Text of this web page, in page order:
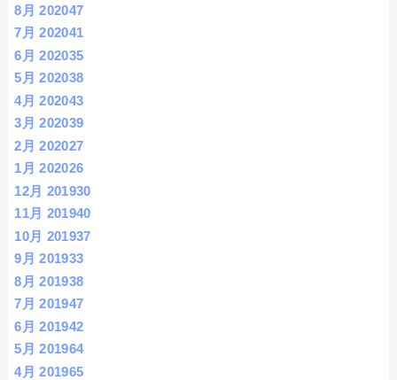
8月 202047
7月 202041
6月 202035
5月 202038
4月 202043
3月 202039
2月 202027
1月 202026
12月 201930
11月 201940
10月 201937
9月 201933
8月 201938
7月 201947
6月 201942
5月 201964
4月 201965